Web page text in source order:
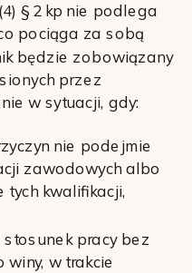
§ 2 kp nie podlega
pociąga za sobą
będzie zobowiązany
przez
w sytuacji, gdy:
nie podejmie
zawodowych albo
kwalifikacji,
pracy bez
w trakcie